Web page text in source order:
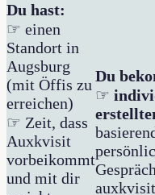
Du hast:
☞ einen
Standort in
Augsburg
(mit Öffis zu
erreichen)
☞ Zeit, dass
Auxkvisit
vorbeikommt
und mit dir
Du
☞